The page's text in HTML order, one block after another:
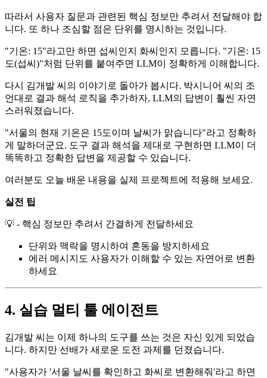
따라서 사용자 질문과 관련된 핵심 정보만 추려서 전달해야 합
니다. 또 하나 조심할 점은 단위를 명시하는 것입니다.
"기온: 15"라고만 하면 섭씨인지 화씨인지 모릅니다. "기온: 15
도(섭씨)"처럼 단위를 붙여주면 LLM이 정확하게 이해합니다.
다시 김개발 씨의 이야기로 돌아가 봅시다. 박시니어 씨의 조
언대로 결과 해석 로직을 추가하자, LLM의 답변이 훨씬 자연
스러워졌습니다.
"서울의 현재 기온은 15도이며 날씨가 맑습니다"라고 정확하
게 말하더군요. 도구 결과 해석을 제대로 구현하면 LLM이 더
똑똑하고 정확한 답변을 제공할 수 있습니다.
여러분도 오늘 배운 내용을 실제 프로젝트에 적용해 보세요.
실전 팁
💡 - 핵심 정보만 추려서 간결하게 전달하세요
단위와 맥락을 명시하여 혼동을 방지하세요
에러 메시지도 사용자가 이해할 수 있는 자연어로 변환
하세요
4. 실습 멀티 툴 에이전트
김개발 씨는 이제 하나의 도구를 쓰는 것은 자신 있게 되었습
니다. 하지만 선배가 새로운 도전 과제를 던졌습니다.
"사용자가 '서울 날씨를 확인하고 화씨로 변환해줘'라고 하면